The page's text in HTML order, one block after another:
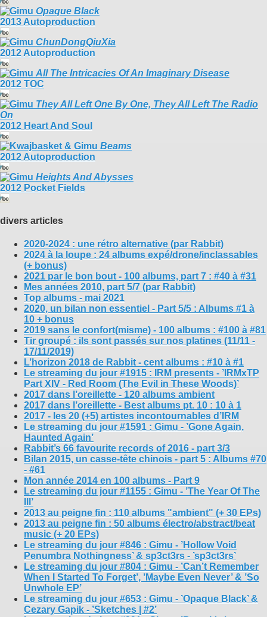
Opaque Black
2013 Autoproduction
ChunDongQiuXia
2012 Autoproduction
All The Intricacies Of An Imaginary Disease
2012 TOC
They All Left One By One, They All Left The Radio
On
2012 Heart And Soul
Beams
2012 Autoproduction
Heights And Abysses
2012 Pocket Fields
divers articles
2020-2024 : une rétro alternative (par Rabbit)
2024 à la loupe : 24 albums expé/drone/inclassables
(+ bonus)
2021 par le bon bout - 100 albums, part 7 : #40 à #31
Mes années 2010, part 5/7 (par Rabbit)
Top albums - mai 2021
2020, un bilan non essentiel - Part 5/5 : Albums #1 à
10 + bonus
2019 sans le confort(misme) - 100 albums : #100 à #81
Tir groupé : ils sont passés sur nos platines (11/11 -
17/11/2019)
L’horizon 2018 de Rabbit - cent albums : #10 à #1
Le streaming du jour #1915 : IRM presents - ’IRMxTP
Part XIV - Red Room (The Evil in These Woods)’
2017 dans l’oreillette - 120 albums ambient
2017 dans l’oreillette - Best albums pt. 10 : 10 à 1
2017 - les 20 (+5) artistes incontournables d’IRM
Le streaming du jour #1591 : Gimu - ’Gone Again,
Haunted Again’
Rabbit’s 66 favourite records of 2016 - part 3/3
Bilan 2015, un casse-tête chinois - part 5 : Albums #70
- #61
Mon année 2014 en 100 albums - Part 9
Le streaming du jour #1155 : Gimu - ’The Year Of The
Ill’
2013 au peigne fin : 110 albums "ambient" (+ 30 EPs)
2013 au peigne fin : 50 albums électro/abstract/beat
music (+ 20 EPs)
Le streaming du jour #846 : Gimu - ’Hollow Void
Penumbra Nothingness’ & sp3ct3rs - ’sp3ct3rs’
Le streaming du jour #804 : Gimu - ’Can’t Remember
When I Started To Forget’, ’Maybe Even Never’ & ’So
Unwhole EP’
Le streaming du jour #653 : Gimu - ’Opaque Black’ &
Cezary Gapik - ’Sketches | #2’